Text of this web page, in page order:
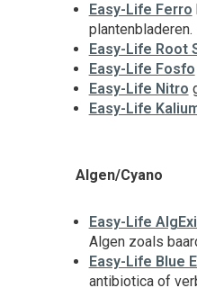
Easy-Life Ferro
plantenbladeren.
Easy-Life Root
Easy-Life Fosfo
Easy-Life Nitro
Easy-Life
Algen/Cyano
Easy-Life
Algen zoals
Easy-Life Blue
antibiotica of